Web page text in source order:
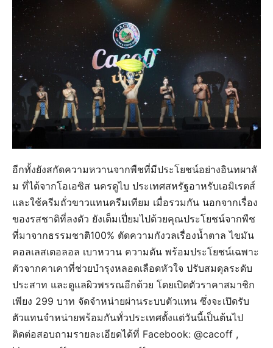
อีกทั้งยังสกัดความหวานจากพืชที่มีประโยชน์อย่างอินทผาลั
ม ที่ได้จากโอเอซิส นครดูไบ ประเทศสหรัฐอาหรับเอมิเรตส์
และใช้ครีมถั่วขาวแทนครีมเทียม เมื่อรวมกัน นอกจากเรื่อง
ของรสชาติที่ลงตัว ยังเต็มเปี่ยมไปด้วยคุณประโยชน์จากพืช
ที่มาจากธรรมชาติ100% ตัดความกังวลเรื่องน้ำตาล ไขมัน
คอลเลสเตอลอล เบาหวาน ความดัน พร้อมประโยชน์เฉพาะ
ตัวจากคาเคาที่ช่วยบำรุงหลอดเลือดหัวใจ ปรับสมดุลระดับ
ประสาท และดูแลผิวพรรณอีกด้วย โดยเปิดตัวราคาสมาชิก
เพียง 299 บาท จัดจำหน่ายผ่านระบบตัวแทน ซึ่งจะเปิดรับ
ตัวแทนจำหน่ายพร้อมกันทั่วประเทศตั้งแต่วันนี้เป็นต้นไป
ติดต่อสอบถามรายละเอียดได้ที่ Facebook: @cacoff ,